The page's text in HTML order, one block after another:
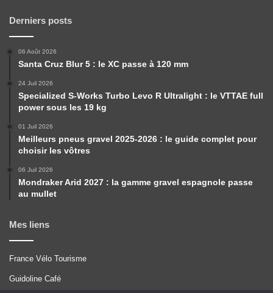
Derniers posts
06 Août 2026
Santa Cruz Blur 5 : le XC passe à 120 mm
24 Juil 2026
Specialized S-Works Turbo Levo R Ultralight : le VTTAE full
power sous les 19 kg
01 Juil 2026
Meilleurs pneus gravel 2025-2026 : le guide complet pour
choisir les vôtres
06 Juil 2026
Mondraker Arid 2027 : la gamme gravel espagnole passe
au mullet
Mes liens
France Vélo Tourisme
Guidoline Café